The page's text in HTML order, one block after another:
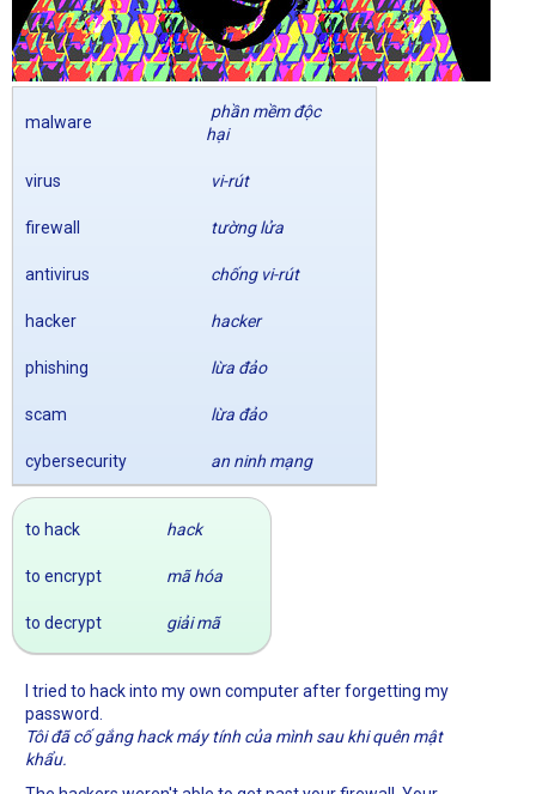
malware
phần mềm độc
hại
virus vi-rút
firewall tường lửa
antivirus chống vi-rút
hacker hacker
phishing lừa đảo
scam lừa đảo
cybersecurity an ninh mạng
to hack hack
to encrypt mã hóa
to decrypt giải mã
I tried to hack into my own computer after forgetting my
password.
Tôi đã cố gắng hack máy tính của mình sau khi quên mật
khẩu.